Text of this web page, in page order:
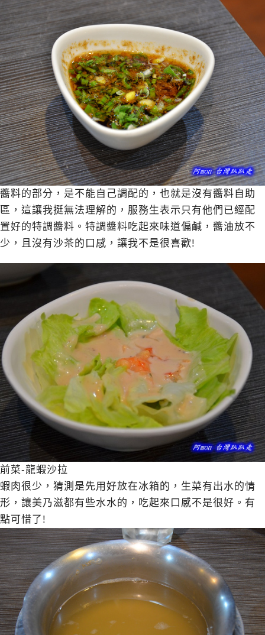
醬料的部分，是不能自己調配的，也就是沒有醬料自助
區，這讓我挺無法理解的，服務生表示只有他們已經配
置好的特調醬料。特調醬料吃起來味道偏鹹，醬油放不
少，且沒有沙茶的口感，讓我不是很喜歡!
前菜-龍蝦沙拉
蝦肉很少，猜測是先用好放在冰箱的，生菜有出水的情
形，讓美乃滋都有些水水的，吃起來口感不是很好。有
點可惜了!